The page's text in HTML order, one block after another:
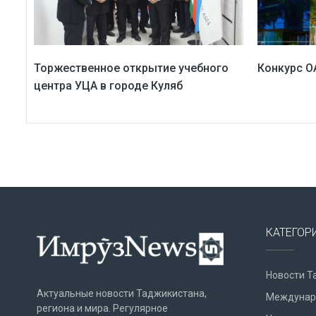
Торжественное открытие учебного
центра УЦА в городе Куляб
Конкурс
Актуальные новости Таджикистана,
региона и мира. Регулярное
Новости